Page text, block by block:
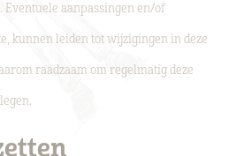
Eventuele aanpassingen en/of
kunnen leiden tot wijzigingen in deze
raadzaam om regelmatig deze